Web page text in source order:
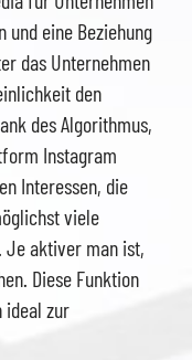
und eine Beziehung
das Unternehmen
den
des Algorithmus,
Instagram
Interessen, die
viele
Je aktiver man ist,
Diese Funktion
ideal zur